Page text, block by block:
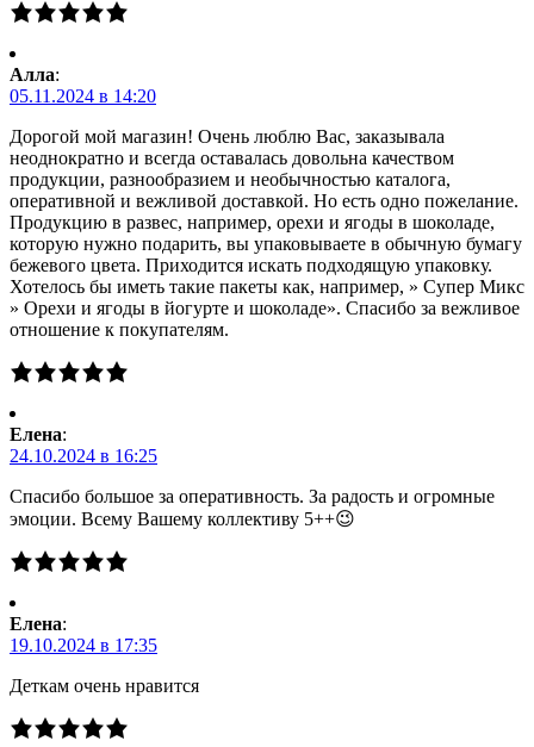
Алла:
05.11.2024 в 14:20
Дорогой мой магазин! Очень люблю Вас, заказывала
неоднократно и всегда оставалась довольна качеством
продукции, разнообразием и необычностью каталога,
оперативной и вежливой доставкой. Но есть одно пожелание.
Продукцию в развес, например, орехи и ягоды в шоколаде,
которую нужно подарить, вы упаковываете в обычную бумагу
бежевого цвета. Приходится искать подходящую упаковку.
Хотелось бы иметь такие пакеты как, например, » Супер Микс
» Орехи и ягоды в йогурте и шоколаде». Спасибо за вежливое
отношение к покупателям.
Елена:
24.10.2024 в 16:25
Спасибо большое за оперативность. За радость и огромные
эмоции. Всему Вашему коллективу 5++😉
Елена:
19.10.2024 в 17:35
Деткам очень нравится